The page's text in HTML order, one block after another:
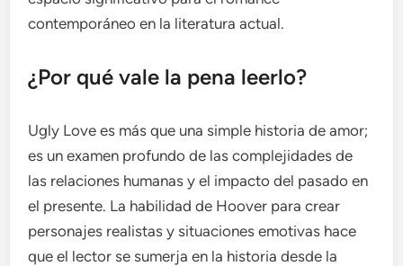
contemporáneo en la literatura actual.
¿Por qué vale la pena leerlo?
Ugly Love es más que una simple historia de amor;
es un examen profundo de las complejidades de
las relaciones humanas y el impacto del pasado en
el presente. La habilidad de Hoover para crear
personajes realistas y situaciones emotivas hace
que el lector se sumerja en la historia desde la